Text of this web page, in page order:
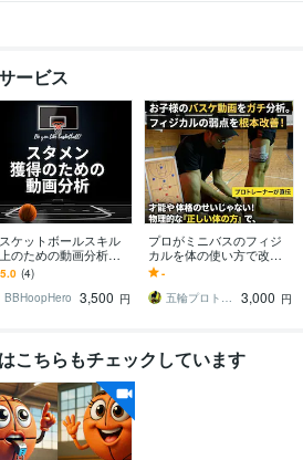
ービス
ケットボールスキル
のための動画分析し
スタメン争いに挑む
の戦術的なアドバイ
5.0 (4)
BBHoopHero 3,500 円
プロがミニバスのフィジ
カルを体の使い方で改善
します 当たり強い・抜か
れない・速い切り返し・
ジャンプ力を手に入れる
-
五輪プロトレーナーの子供向け身体操作相談
3,000 円
こちらもチェックしています